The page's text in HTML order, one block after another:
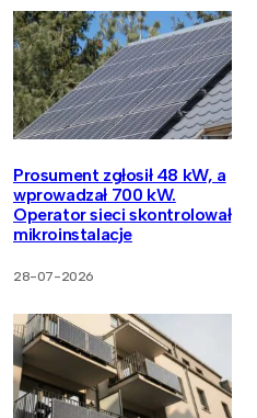
Prosument zgłosił 48 kW, a
wprowadzał 700 kW.
Operator sieci skontrolował
mikroinstalacje
28-07-2026